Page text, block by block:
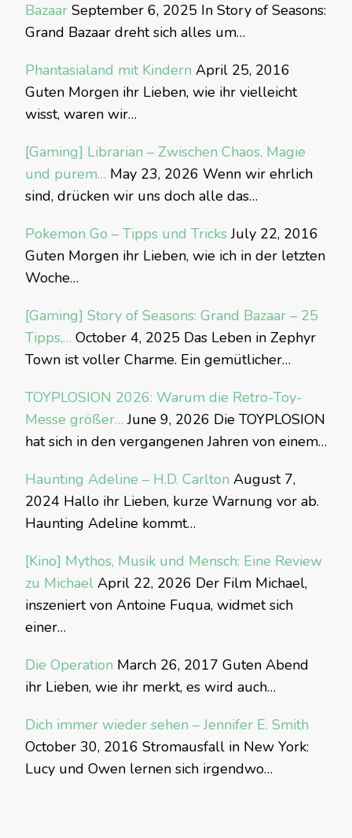
Bazaar September 6, 2025 In Story of Seasons:
Grand Bazaar dreht sich alles um…
Phantasialand mit Kindern April 25, 2016
Guten Morgen ihr Lieben, wie ihr vielleicht
wisst, waren wir…
[Gaming] Librarian – Zwischen Chaos, Magie
und purem… May 23, 2026 Wenn wir ehrlich
sind, drücken wir uns doch alle das…
Pokemon Go – Tipps und Tricks July 22, 2016
Guten Morgen ihr Lieben, wie ich in der letzten
Woche…
[Gaming] Story of Seasons: Grand Bazaar – 25
Tipps,… October 4, 2025 Das Leben in Zephyr
Town ist voller Charme. Ein gemütlicher…
TOYPLOSION 2026: Warum die Retro-Toy-
Messe größer… June 9, 2026 Die TOYPLOSION
hat sich in den vergangenen Jahren von einem…
Haunting Adeline – H.D. Carlton August 7,
2024 Hallo ihr Lieben, kurze Warnung vor ab.
Haunting Adeline kommt…
[Kino] Mythos, Musik und Mensch: Eine Review
zu Michael April 22, 2026 Der Film Michael,
inszeniert von Antoine Fuqua, widmet sich
einer…
Die Operation March 26, 2017 Guten Abend
ihr Lieben, wie ihr merkt, es wird auch…
Dich immer wieder sehen – Jennifer E. Smith
October 30, 2016 Stromausfall in New York:
Lucy und Owen lernen sich irgendwo…